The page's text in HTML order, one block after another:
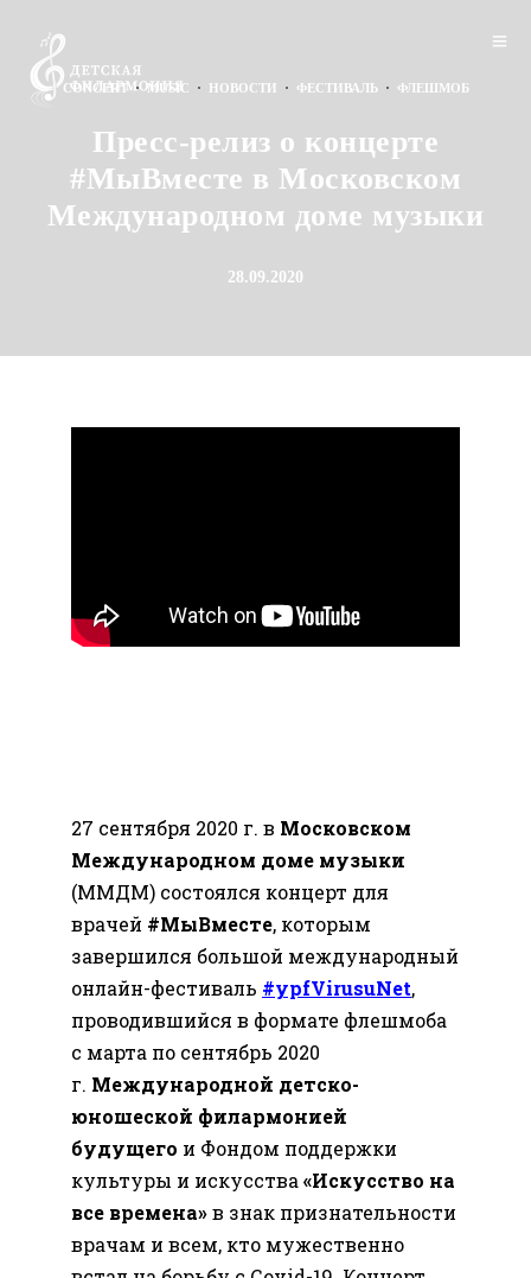
CONCERT·MUSIC · НОВОСТИ · ФЕСТИВАЛЬ· ФЛЕШМОБ
Пресс-релиз о концерте
#МыВместе в Московском
Международном доме музыки
28.09.2020
27 сентября 2020 г. в Московском
Международном доме музыки
(ММДМ) состоялся концерт для
врачей #МыВместе, которым
завершился большой международный
онлайн-фестиваль #ypfVirusuNet,
проводившийся в формате флешмоба
с марта по сентябрь 2020
г. Международной детско-
юношеской филармонией
будущего и Фондом поддержки
культуры и искусства «Искусство на
все времена»в знак признательности
врачам и всем, кто мужественно